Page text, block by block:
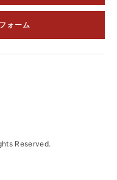
ォーム
Reserved.